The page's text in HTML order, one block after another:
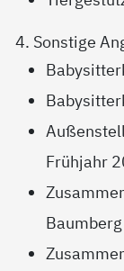
4. Sonstige
Frühjahr
Baumberg